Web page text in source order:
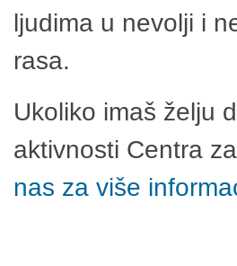
ljudima u nevolji i
rasa.
Ukoliko imaš želju
aktivnosti Centra
nas za više